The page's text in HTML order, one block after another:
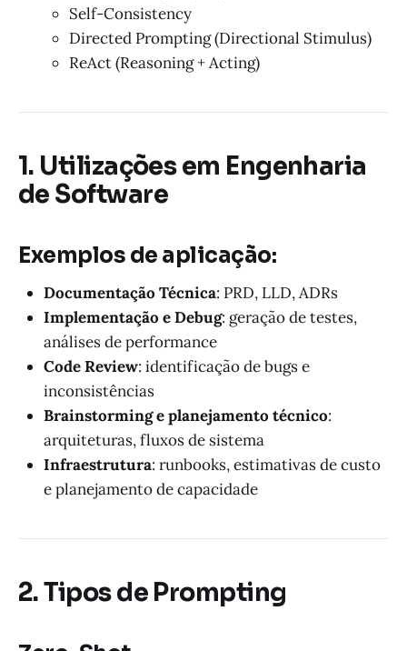
Self-Consistency
Directed Prompting (Directional Stimulus)
ReAct (Reasoning + Acting)
1. Utilizações em Engenharia
de Software
Exemplos de aplicação:
Documentação Técnica: PRD, LLD, ADRs
Implementação e Debug: geração de testes,
análises de performance
Code Review: identificação de bugs e
inconsistências
Brainstorming e planejamento técnico:
arquiteturas, fluxos de sistema
Infraestrutura: runbooks, estimativas de custo
e planejamento de capacidade
2. Tipos de Prompting